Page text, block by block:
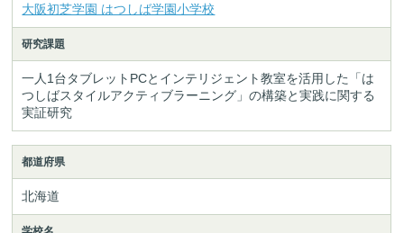
大阪初芝学園 はつしば学園小学校
研究課題
一人1台タブレットPCとインテリジェント教室を活用した「は
つしばスタイルアクティブラーニング」の構築と実践に関する
実証研究
都道府県
北海道